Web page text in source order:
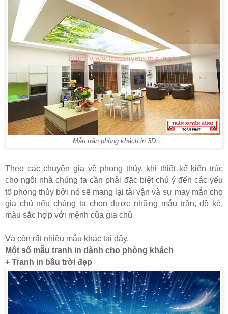
Mẫu trần phòng khách in 3D
Theo các chuyên gia về phong thủy, khi thiết kế kiến trúc
cho ngôi nhà chúng ta cần phải đặc biệt chú ý đến các yếu
tố phong thủy bởi nó sẽ mang lại tài vận và sự may mắn cho
gia chủ nếu chúng ta chọn được những mẫu trần, đồ kê,
màu sắc hợp với mệnh của gia chủ
Và còn rất nhiều mẫu khác tại đây.
Một số mẫu tranh in dành cho phòng khách
+ Tranh in bầu trời đẹp